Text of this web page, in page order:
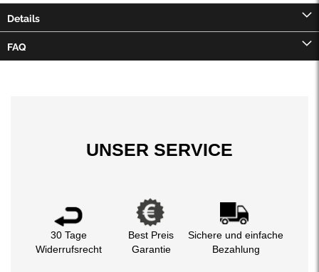
Details
FAQ
UNSER SERVICE
30 Tage
Widerrufsrecht
Best Preis
Garantie
Sichere und einfache
Bezahlung